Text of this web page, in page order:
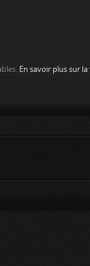
En savoir plus sur